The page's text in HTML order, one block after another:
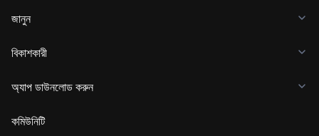
জানুন
বিকাশকারী
অ্যাপ ডাউনলোড করুন
কমিউনিটি